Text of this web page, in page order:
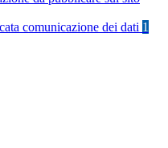
comunicazione dei dati 1